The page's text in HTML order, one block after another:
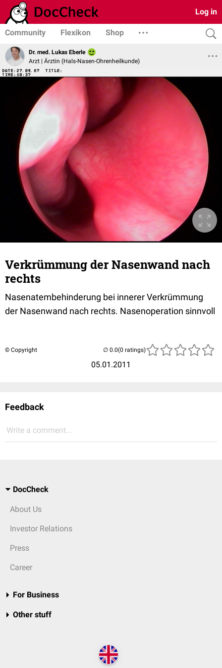
Log in
Community Flexikon Shop
Dr. med. Lukas Eberle
Arzt | Ärztin (Hals-Nasen-Ohrenheilkunde)
Verkrümmung der Nasenwand nach
rechts
Nasenatembehinderung bei innerer Verkrümmung
der Nasenwand nach rechts. Nasenoperation sinnvoll
© Copyright
05.01.2011
(0 ratings)
Feedback
Write a comment...
DocCheck
About Us
Investor Relations
Press
Career
For Business
Other stuff